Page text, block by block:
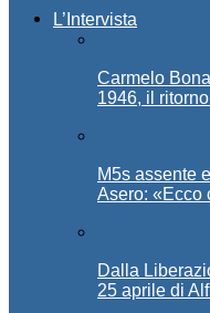
L’Intervista
Carmelo
1946, il
M5s assente
Asero: «Ecco
Dalla
25 aprile di